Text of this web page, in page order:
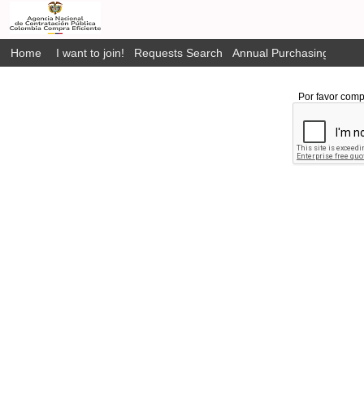
Home I want to join! Requests Search Annual Purchasing Plan
Por favor